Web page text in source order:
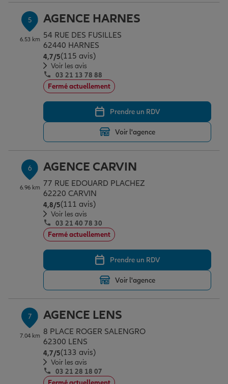
5
6.53 km
AGENCE HARNES
54 RUE DES FUSILLES
62440 HARNES
4,7/5Note de 4.7 sur 5
(115 avis)
Voir les avis
03 21 13 78 88
Fermé actuellement
Prendre un RDV
Voir l'agence
6
6.96 km
AGENCE CARVIN
77 RUE EDOUARD PLACHEZ
62220 CARVIN
4,8/5Note de 4.8 sur 5
(111 avis)
Voir les avis
03 21 40 78 30
Fermé actuellement
Prendre un RDV
Voir l'agence
7
7.04 km
AGENCE LENS
8 PLACE ROGER SALENGRO
62300 LENS
4,7/5Note de 4.7 sur 5
(133 avis)
Voir les avis
03 21 28 18 07